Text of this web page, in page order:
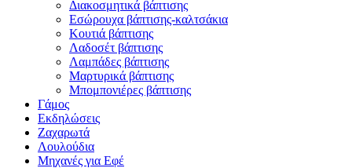
Διακοσμητικά βάπτισης
Εσώρουχα βάπτισης-καλτσάκια
Κουτιά βάπτισης
Λαδοσέτ βάπτισης
Λαμπάδες βάπτισης
Μαρτυρικά βάπτισης
Μπομπονιέρες βάπτισης
Γάμος
Εκδηλώσεις
Ζαχαρωτά
Λουλούδια
Μηχανές για Εφέ